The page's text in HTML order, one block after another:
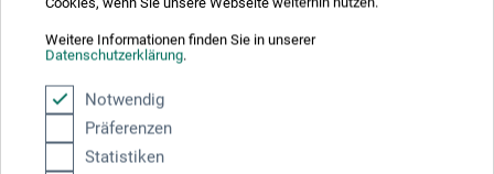
Weitere Informationen finden Sie in unserer
Datenschutzerklärung.
Notwendig
Präferenzen
Statistiken
Produktbewertungen (0)